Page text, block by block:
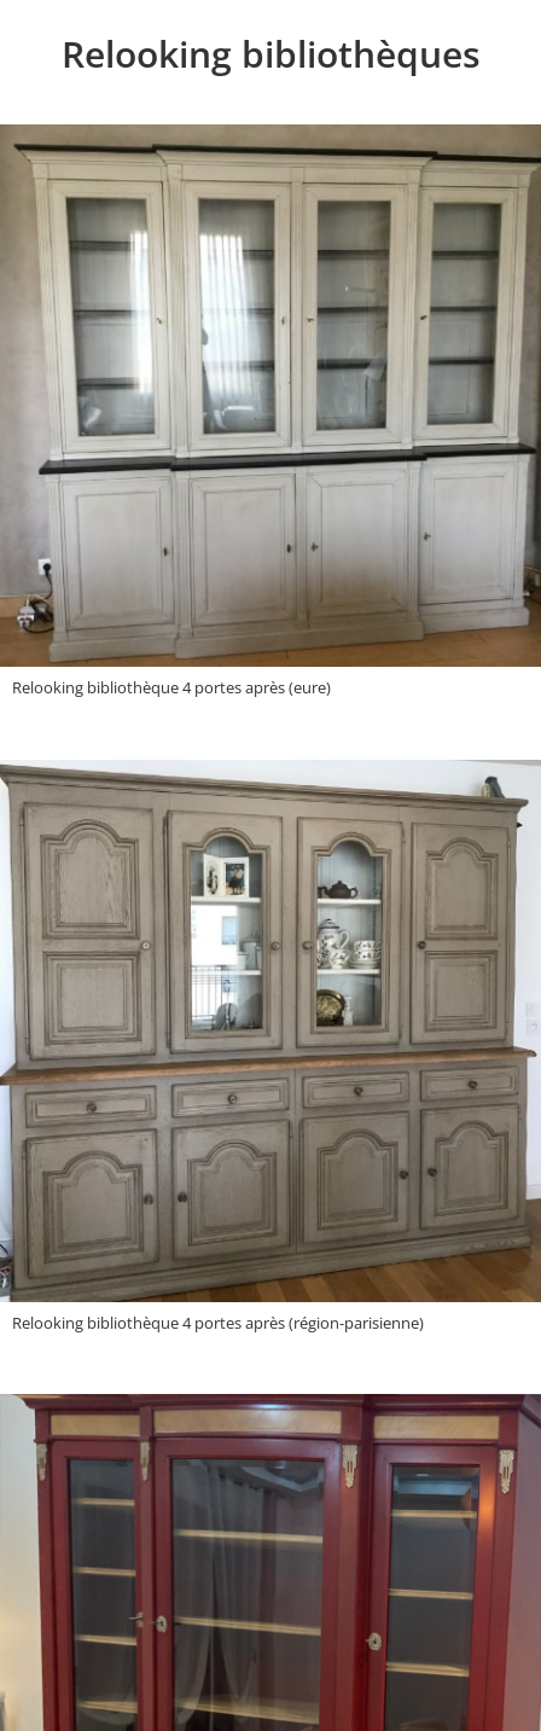
Relooking bibliothèques
Relooking bibliothèque 4 portes après (eure)
Relooking bibliothèque 4 portes après (région-parisienne)